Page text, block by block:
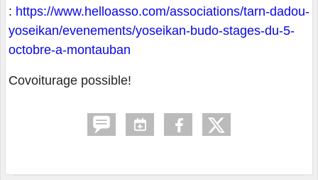
: https://www.helloasso.com/associations/tarn-dadou-
yoseikan/evenements/yoseikan-budo-stages-du-5-
octobre-a-montauban
Covoiturage possible!